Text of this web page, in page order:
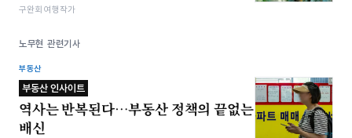
구완회 여행작가
노무현 관련기사
부동산
부동산 인사이트
역사는 반복된다…부동산 정책의 끝없는
배신